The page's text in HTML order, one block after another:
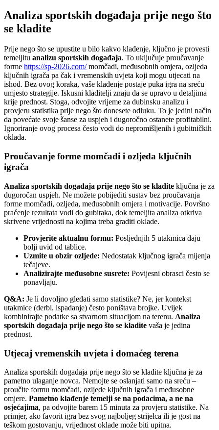
Analiza sportskih događaja prije nego što
se kladite
Prije nego što se upustite u bilo kakvo klađenje, ključno je provesti
temeljitu analizu sportskih događaja. To uključuje proučavanje
forme https://sp-2026.com/momčadi, međusobnih omjera, ozljeda
ključnih igrača pa čak i vremenskih uvjeta koji mogu utjecati na
ishod. Bez ovog koraka, vaše klađenje postaje puka igra na sreću
umjesto strategije. Iskusni kladitelji znaju da se upravo u detaljima
krije prednost. Stoga, odvojite vrijeme za dubinsku analizu i
provjeru statistika prije nego što donesete odluku. To je jedini način
da povećate svoje šanse za uspjeh i dugoročno ostanete profitabilni.
Ignoriranje ovog procesa često vodi do nepromišljenih i gubitničkih
oklada.
Proučavanje forme momčadi i ozljeda ključnih
igrača
Analiza sportskih događaja prije nego što se kladite ključna je za
dugoročan uspjeh. Ne možete pobijediti sustav bez proučavanja
forme momčadi, ozljeda, međusobnih omjera i motivacije. Površno
praćenje rezultata vodi do gubitaka, dok temeljita analiza otkriva
skrivene vrijednosti na kojima treba graditi oklade.
Provjerite aktualnu formu: Posljednjih 5 utakmica daju
bolji uvid od tablice.
Uzmite u obzir ozljede: Nedostatak ključnog igrača mijenja
tečajeve.
Analizirajte međusobne susrete: Povijesni obrasci često se
ponavljaju.
Q&A: Je li dovoljno gledati samo statistike? Ne, jer kontekst
utakmice (derbi, ispadanje) često poništava brojke. Uvijek
kombinirajte podatke sa stvarnom situacijom na terenu. Analiza
sportskih događaja prije nego što se kladite vaša je jedina
prednost.
Utjecaj vremenskih uvjeta i domaćeg terena
Analiza sportskih događaja prije nego što se kladite ključna je za
pametno ulaganje novca. Nemojte se oslanjati samo na sreću –
proučite formu momčadi, ozljede ključnih igrača i međusobne
omjere. Pametno klađenje temelji se na podacima, a ne na
osjećajima, pa odvojite barem 15 minuta za provjeru statistike. Na
primjer, ako favorit igra bez svog najboljeg strijelca ili je gost na
teškom gostovanju, vrijednost oklade može biti upitna.